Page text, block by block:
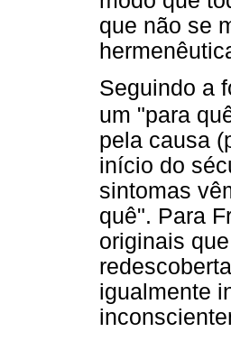
que não se
Seguindo a
um "para
pela causa
início do
sintomas
quê". Para
originais
igualmente